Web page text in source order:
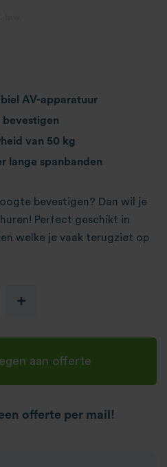
AV-apparatuur
bevestigen
van 50 kg
lange spanbanden
bevestigen? Dan wil je
huren! Perfect geschikt in
welke je vaak terugziet op
+
aan offerte
offerte per mail!